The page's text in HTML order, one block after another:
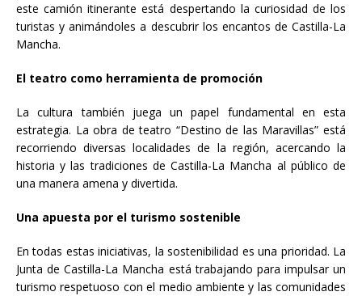
este camión itinerante está despertando la curiosidad de los
turistas y animándoles a descubrir los encantos de Castilla-La
Mancha.
El teatro como herramienta de promoción
La cultura también juega un papel fundamental en esta
estrategia. La obra de teatro “Destino de las Maravillas” está
recorriendo diversas localidades de la región, acercando la
historia y las tradiciones de Castilla-La Mancha al público de
una manera amena y divertida.
Una apuesta por el turismo sostenible
En todas estas iniciativas, la sostenibilidad es una prioridad. La
Junta de Castilla-La Mancha está trabajando para impulsar un
turismo respetuoso con el medio ambiente y las comunidades